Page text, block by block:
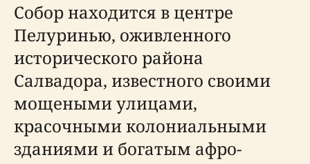
Собор находится в центре
Пелуринью, оживленного
исторического района
Салвадора, известного своими
мощеными улицами,
красочными колониальными
зданиями и богатым афро-